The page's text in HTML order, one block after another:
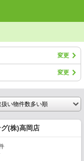
変更
変更
(株)高岡店